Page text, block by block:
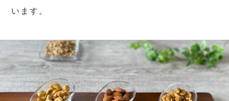
います。